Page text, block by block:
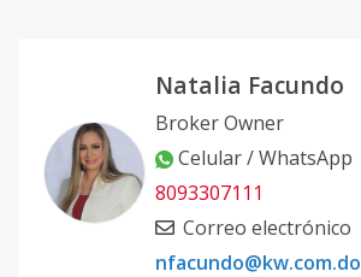
Natalia Facundo
Broker Owner
Celular / WhatsApp
8093307111
Correo electrónico
nfacundo@kw.com.do